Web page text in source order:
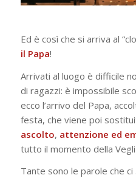
Ed è così che si arriva al
il Papa!
Arrivati al luogo è difficile
di ragazzi: è impossibile
ecco l’arrivo del Papa,
festa, che viene poi
ascolto, attenzione ed
tutto il momento della
Tante sono le parole che